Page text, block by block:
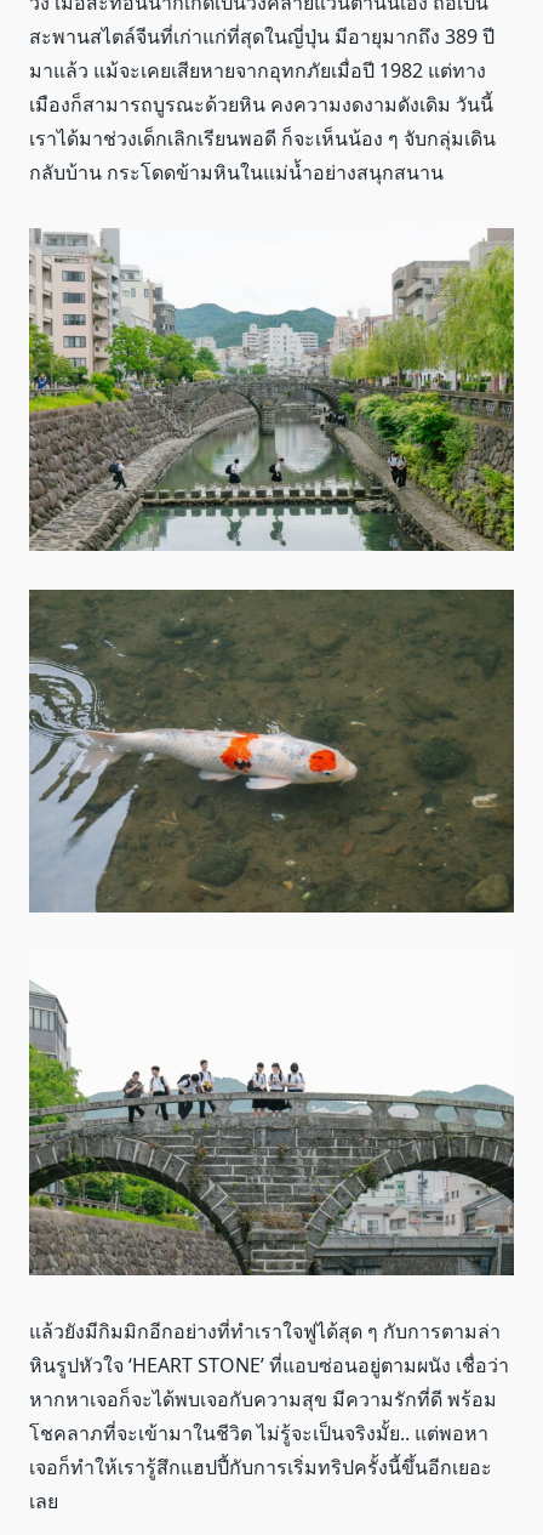
สะพานสไตล์จีนที่เก่าแก่ที่สุดในญี่ปุ่น มีอายุมากถึง 389 ปี
มาแล้ว แม้จะเคยเสียหายจากอุทกภัยเมื่อปี 1982 แต่ทาง
เมืองก็สามารถบูรณะด้วยหิน คงความงดงามดังเดิม วันนี้
เราได้มาช่วงเด็กเลิกเรียนพอดี ก็จะเห็นน้อง ๆ จับกลุ่มเดิน
กลับบ้าน กระโดดข้ามหินในแม่น้ำอย่างสนุกสนาน
แล้วยังมีกิมมิกอีกอย่างที่ทำเราใจฟูได้สุด ๆ กับการตามล่า
หินรูปหัวใจ ‘HEART STONE’ ที่แอบซ่อนอยู่ตามผนัง เชื่อว่า
หากหาเจอก็จะได้พบเจอกับความสุข มีความรักที่ดี พร้อม
โชคลาภที่จะเข้ามาในชีวิต ไม่รู้จะเป็นจริงมั้ย.. แต่พอหา
เจอก็ทำให้เรารู้สึกแฮปปี้กับการเริ่มทริปครั้งนี้ขึ้นอีกเยอะ
เลย